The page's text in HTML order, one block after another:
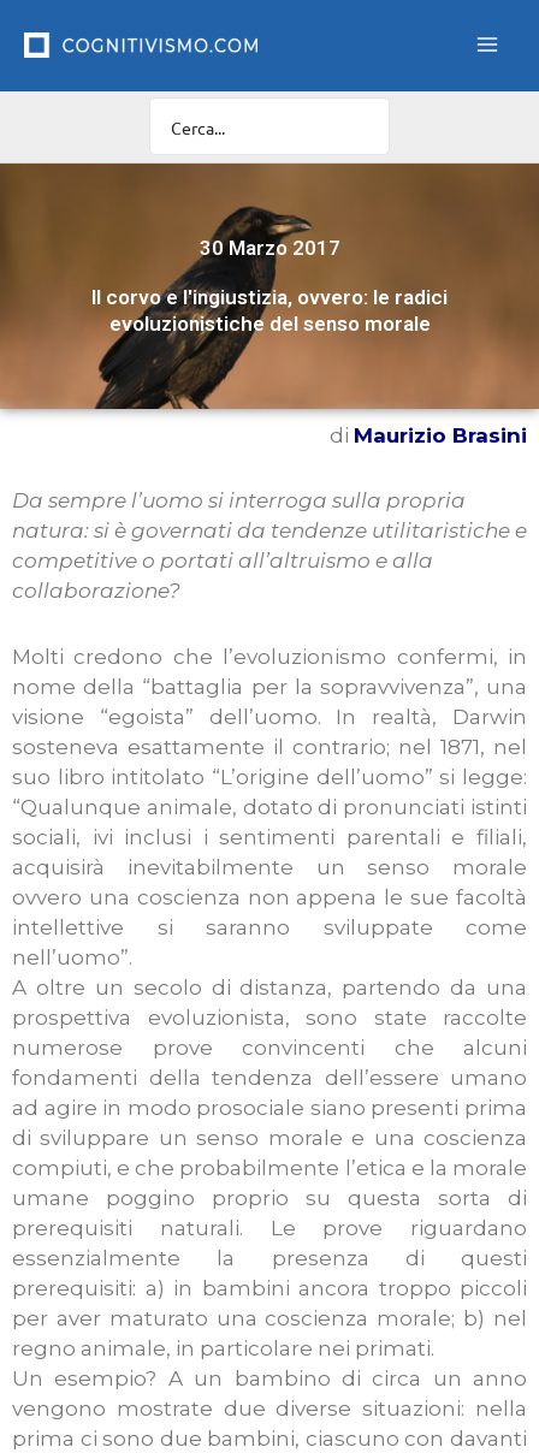
30 Marzo 2017
Il corvo e l'ingiustizia, ovvero: le radici
evoluzionistiche del senso morale
di Maurizio Brasini
Da sempre l’uomo si interroga sulla propria
natura: si è governati da tendenze utilitaristiche e
competitive o portati all’altruismo e alla
collaborazione?
Molti credono che l’evoluzionismo confermi, in
nome della “battaglia per la sopravvivenza”, una
visione “egoista” dell’uomo. In realtà, Darwin
sosteneva esattamente il contrario; nel 1871, nel
suo libro intitolato “L’origine dell’uomo” si legge:
“Qualunque animale, dotato di pronunciati istinti
sociali, ivi inclusi i sentimenti parentali e filiali,
acquisirà inevitabilmente un senso morale
ovvero una coscienza non appena le sue facoltà
intellettive si saranno sviluppate come
nell’uomo”.
A oltre un secolo di distanza, partendo da una
prospettiva evoluzionista, sono state raccolte
numerose prove convincenti che alcuni
fondamenti della tendenza dell’essere umano
ad agire in modo prosociale siano presenti prima
di sviluppare un senso morale e una coscienza
compiuti, e che probabilmente l’etica e la morale
umane poggino proprio su questa sorta di
prerequisiti naturali. Le prove riguardano
essenzialmente la presenza di questi
prerequisiti: a) in bambini ancora troppo piccoli
per aver maturato una coscienza morale; b) nel
regno animale, in particolare nei primati.
Un esempio? A un bambino di circa un anno
vengono mostrate due diverse situazioni: nella
prima ci sono due bambini, ciascuno con davanti